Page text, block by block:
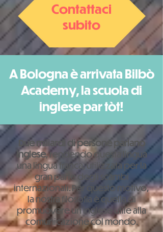
Contattaci
subito
A Bologna è arrivata Bilbò
Academy, la scuola di
inglese par tòt!
Due miliardi di persone parlano
inglese, rendendo questa lingua
una lingua franca, utilizzata per la
gran parte degli scambi
internazionali. Per questo motivo,
la nostra filosofia è quella di
promuovere un inglese utile alla
comunicazione col mondo.